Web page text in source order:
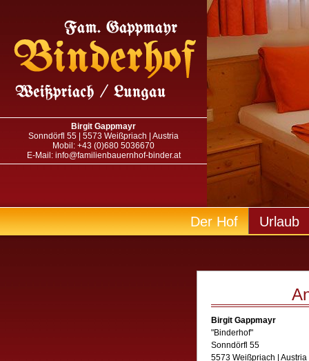
Birgit Gappmayr
Sonndörfl 55 | 5573 Weißpriach | Austria
Mobil: +43 (0)680 5036670
E-Mail: info@familienbauernhof-binder.at
Der Hof Urlaub
Birgit Gappmayr
"Binderhof"
Sonndörfl 55
5573 Weißpriach | Austria